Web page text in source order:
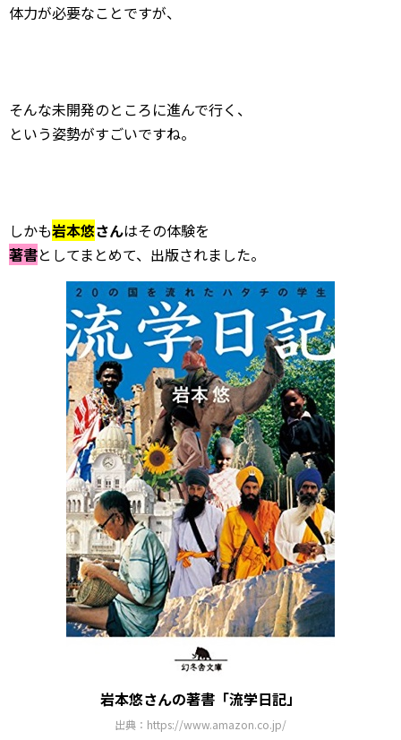
体力が必要なことですが、
そんな未開発のところに進んで行く、
という姿勢がすごいですね。
しかも岩本悠さんはその体験を
著書としてまとめて、出版されました。
岩本悠さんの著書「流学日記」
出典：https://www.amazon.co.jp/